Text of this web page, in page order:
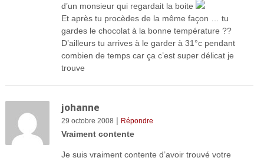
d’un monsieur qui regardait la boite
Et après tu procèdes de la même façon … tu
gardes le chocolat à la bonne température ??
D’ailleurs tu arrives à le garder à 31°c pendant
combien de temps car ça c’est super délicat je
trouve
johanne
29 octobre 2008 | Répondre
Vraiment contente
Je suis vraiment contente d’avoir trouvé votre